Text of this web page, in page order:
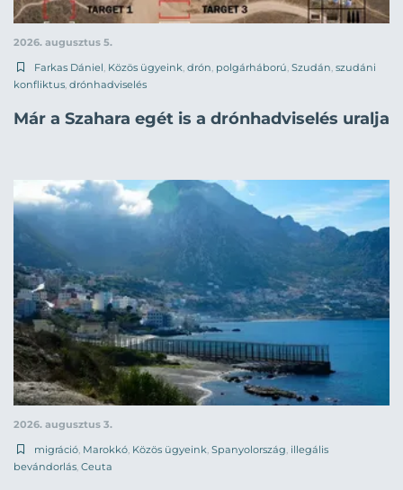
2026. augusztus 5.
Farkas Dániel Közös ügyeink drón polgárháború Szudán szudáni
konfliktus drónhadviselés
Már a Szahara egét is a drónhadviselés uralja
2026. augusztus 3.
migráció, Marokkó, Közös ügyeink, Spanyolország, illegális
bevándorlás, Ceuta